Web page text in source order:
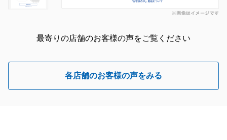
最寄りの店舗のお客様の声をご覧ください
各店舗のお客様の声をみる